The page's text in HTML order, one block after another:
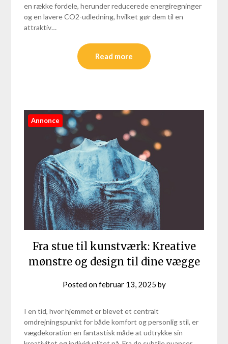
en række fordele, herunder reducerede energiregninger
og en lavere CO2-udledning, hvilket gør dem til en
attraktiv…
Read more
Annonce
Fra stue til kunstværk: Kreative
mønstre og design til dine vægge
Posted onfebruar 13, 2025 by
I en tid, hvor hjemmet er blevet et centralt
omdrejningspunkt for både komfort og personlig stil, er
vægdekoration en fantastisk måde at udtrykke sin